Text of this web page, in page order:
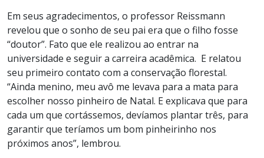
Em seus agradecimentos, o professor Reissmann
revelou que o sonho de seu pai era que o filho fosse
“doutor”. Fato que ele realizou ao entrar na
universidade e seguir a carreira acadêmica. E relatou
seu primeiro contato com a conservação florestal.
“Ainda menino, meu avô me levava para a mata para
escolher nosso pinheiro de Natal. E explicava que para
cada um que cortássemos, devíamos plantar três, para
garantir que teríamos um bom pinheirinho nos
próximos anos”, lembrou.